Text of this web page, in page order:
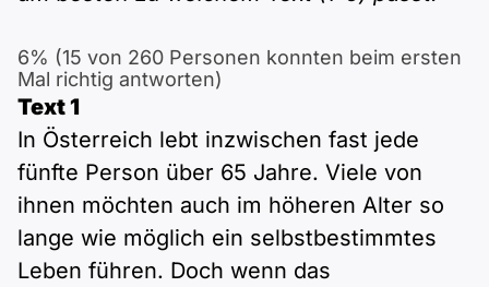
ÖIF
ÖSD
Pflege (telc)
Russisch
Polnisch
A1 Goethe
A1 ÖIF
A2 DTZ
A2 telc
A2 Goethe
A2 ÖIF
B1 DTZ
B1 Beruf
B1 telc
B1 Goethe
B2 Allgemein
B2 Beruf
B2 telc
B2 Goethe
Blog
Webinare
Mehr Tools
Online-Kurse
6% (15 von 260 Personen konnten beim ersten
Mal richtig antworten)
Text 1
In Österreich lebt inzwischen fast jede
fünfte Person über 65 Jahre. Viele von
ihnen möchten auch im höheren Alter so
lange wie möglich ein selbstbestimmtes
Leben führen. Doch wenn das